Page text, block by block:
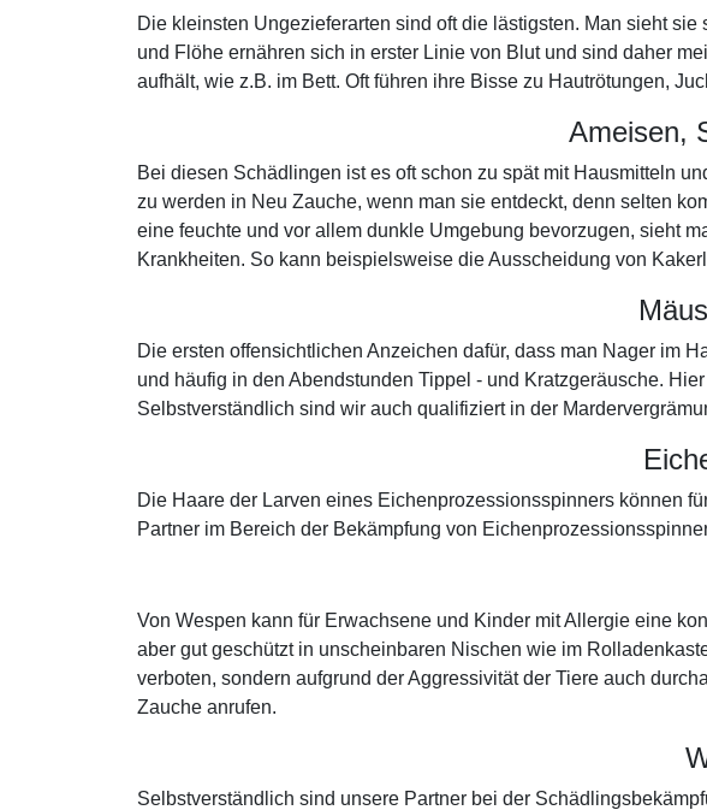
Die kleinsten Ungezieferarten sind oft die lästigsten. Man sieht
und Flöhe ernähren sich in erster Linie von Blut und sind daher
aufhält, wie z.B. im Bett. Oft führen ihre Bisse zu Hautrötungen,
Ameisen,
Bei diesen Schädlingen ist es oft schon zu spät mit Hausmitteln
zu werden in Neu Zauche, wenn man sie entdeckt, denn selten
eine feuchte und vor allem dunkle Umgebung bevorzugen, sieht
Krankheiten. So kann beispielsweise die Ausscheidung von
Die ersten offensichtlichen Anzeichen dafür, dass man Nager im
und häufig in den Abendstunden Tippel - und Kratzgeräusche.
Selbstverständlich sind wir auch qualifiziert in der
Die Haare der Larven eines Eichenprozessionsspinners können
Partner im Bereich der Bekämpfung von
Von Wespen kann für Erwachsene und Kinder mit Allergie eine
aber gut geschützt in unscheinbaren Nischen wie im
verboten, sondern aufgrund der Aggressivität der Tiere auch
Zauche anrufen.
Selbstverständlich sind unsere Partner bei der